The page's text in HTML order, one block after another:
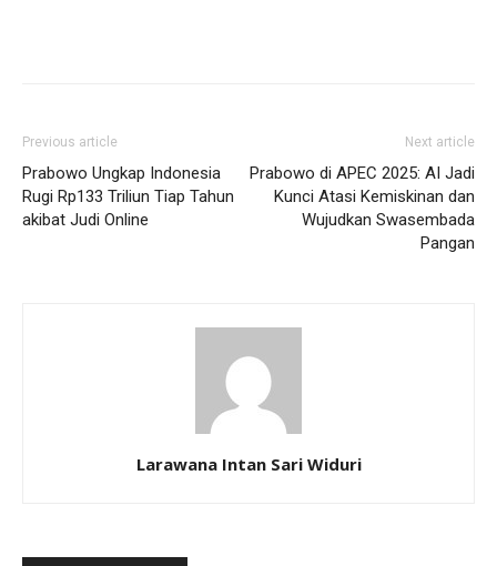
Previous article
Prabowo Ungkap Indonesia
Rugi Rp133 Triliun Tiap Tahun
akibat Judi Online
Next article
Prabowo di APEC 2025: AI Jadi
Kunci Atasi Kemiskinan dan
Wujudkan Swasembada
Pangan
Larawana Intan Sari Widuri